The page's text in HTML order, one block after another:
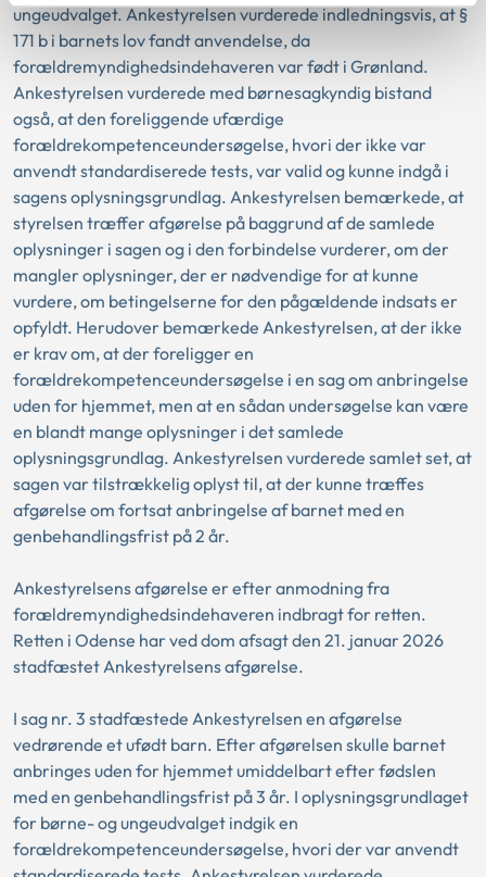
ungeudvalget. Ankestyrelsen vurderede indledningsvis, at §
171 b i barnets lov fandt anvendelse, da
forældremyndighedsindehaveren var født i Grønland.
Ankestyrelsen vurderede med børnesagkyndig bistand
også, at den foreliggende ufærdige
forældrekompetenceundersøgelse, hvori der ikke var
anvendt standardiserede tests, var valid og kunne indgå i
sagens oplysningsgrundlag. Ankestyrelsen bemærkede, at
styrelsen træffer afgørelse på baggrund af de samlede
oplysninger i sagen og i den forbindelse vurderer, om der
mangler oplysninger, der er nødvendige for at kunne
vurdere, om betingelserne for den pågældende indsats er
opfyldt. Herudover bemærkede Ankestyrelsen, at der ikke
er krav om, at der foreligger en
forældrekompetenceundersøgelse i en sag om anbringelse
uden for hjemmet, men at en sådan undersøgelse kan være
en blandt mange oplysninger i det samlede
oplysningsgrundlag. Ankestyrelsen vurderede samlet set, at
sagen var tilstrækkelig oplyst til, at der kunne træffes
afgørelse om fortsat anbringelse af barnet med en
genbehandlingsfrist på 2 år.
Ankestyrelsens afgørelse er efter anmodning fra
forældremyndighedsindehaveren indbragt for retten.
Retten i Odense har ved dom afsagt den 21. januar 2026
stadfæstet Ankestyrelsens afgørelse.
I sag nr. 3 stadfæstede Ankestyrelsen en afgørelse
vedrørende et ufødt barn. Efter afgørelsen skulle barnet
anbringes uden for hjemmet umiddelbart efter fødslen
med en genbehandlingsfrist på 3 år. I oplysningsgrundlaget
for børne- og ungeudvalget indgik en
forældrekompetenceundersøgelse, hvori der var anvendt